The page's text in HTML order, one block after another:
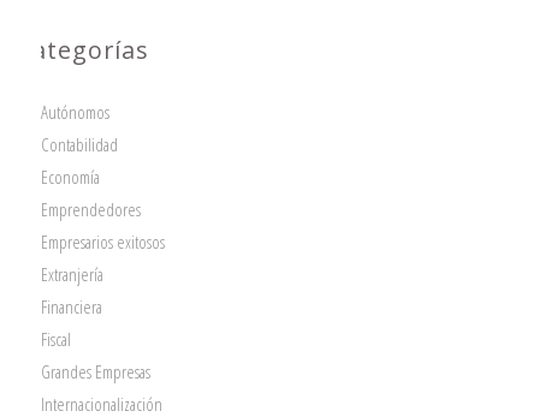
Categorías
Autónomos
Contabilidad
Economía
Emprendedores
Empresarios exitosos
Extranjería
Financiera
Fiscal
Grandes Empresas
Internacionalización